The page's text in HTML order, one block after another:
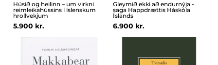
Húsið og heilinn – um virkni
reimleikahússins í íslenskum
hrollvekjum
5.900 kr.
Gleymið ekki að endurnýja -
saga Happdrættis Háskóla
Íslands
6.900 kr.